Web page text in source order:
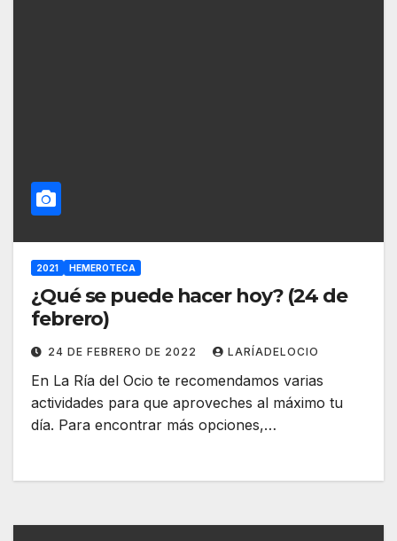
2021 HEMEROTECA
¿Qué se puede hacer hoy? (24 de
febrero)
24 DE FEBRERO DE 2022 LARÍADELOCIO
En La Ría del Ocio te recomendamos varias
actividades para que aproveches al máximo tu
día. Para encontrar más opciones,…